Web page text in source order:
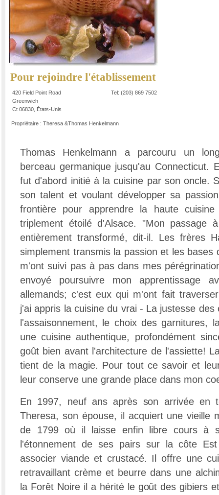
Pour rejoindre l'établissement
420 Field Point Road
Greenwich
Ct 06830, États-Unis
Tel: (203) 869 7502
Propriétaire : Theresa &Thomas Henkelmann
Thomas Henkelmann a parcouru un
berceau germanique jusqu'au Connecticut.
fut d'abord initié à la cuisine par son oncle.
son talent et voulant développer sa
frontière pour apprendre la haute
triplement étoilé d'Alsace. "Mon passage
entièrement transformé, dit-il. Les frères
simplement transmis la passion et les bases
m'ont suivi pas à pas dans mes
envoyé poursuivre mon apprentissage
allemands; c'est eux qui m'ont fait
j'ai appris la cuisine du vrai - La justesse
l'assaisonnement, le choix des garnitures,
une cuisine authentique, profondément
goût bien avant l'architecture de l'assiette!
tient de la magie. Pour tout ce savoir et
leur conserve une grande place dans mon
En 1997, neuf ans après son arrivée en
Theresa, son épouse, il acquiert une vieille
de 1799 où il laisse enfin libre cours à
l'étonnement de ses pairs sur la côte
associer viande et crustacé. Il offre une
retravaillant crème et beurre dans une
la Forêt Noire il a hérité le goût des gibiers